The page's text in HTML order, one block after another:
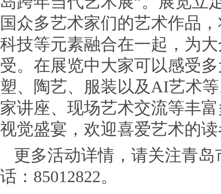
国众多艺术家们的艺术作品
科技等元素融合在一起，为
受。在展览中大家可以感受
塑、陶艺、服装以及AI艺术
家讲座、现场艺术交流等丰
视觉盛宴，欢迎喜爱艺术的
更多活动详情，请关注青
话：85012822。